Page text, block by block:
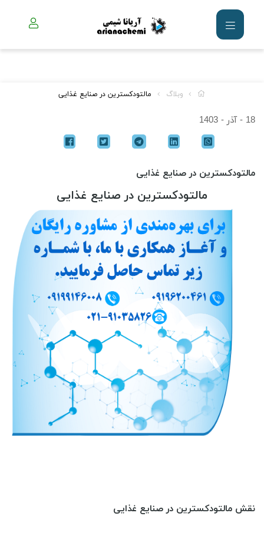
وبلاگ مالتودکسترین در صنایع غذایی
18 - آذر - 1403
مالتودکسترین در صنایع غذایی
مالتودکسترین در صنایع غذایی
نقش مالتودکسترین در صنایع غذایی